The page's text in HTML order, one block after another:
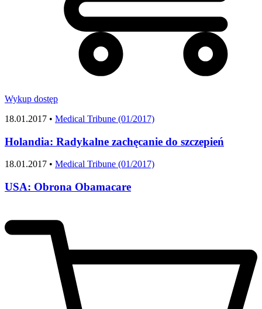
Wykup dostęp
18.01.2017 • Medical Tribune (01/2017)
Holandia: Radykalne zachęcanie do szczepień
18.01.2017 • Medical Tribune (01/2017)
USA: Obrona Obamacare